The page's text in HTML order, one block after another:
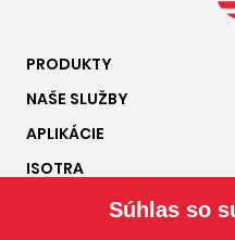
PRODUKTY
NAŠE SLUŽBY
APLIKÁCIE
ISOTRA
Súhlas so